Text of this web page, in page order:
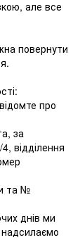
але все
повернути
про
за
відділення
та №
днів ми
надсилаємо